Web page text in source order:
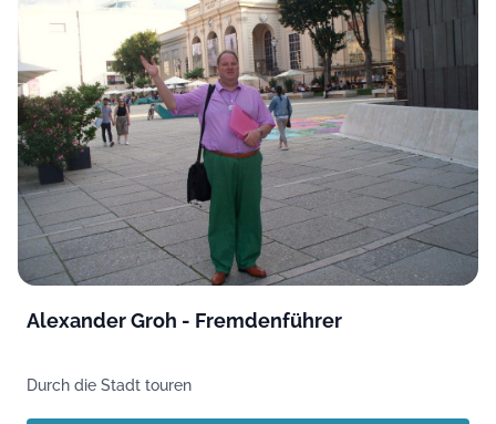
Alexander Groh - Fremdenführer
Durch die Stadt touren